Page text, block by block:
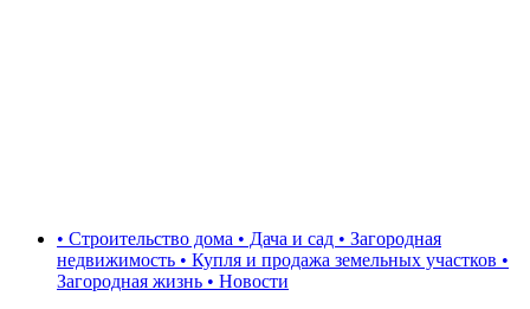
• Строительство дома • Дача и сад • Загородная
недвижимость • Купля и продажа земельных участков •
Загородная жизнь • Новости